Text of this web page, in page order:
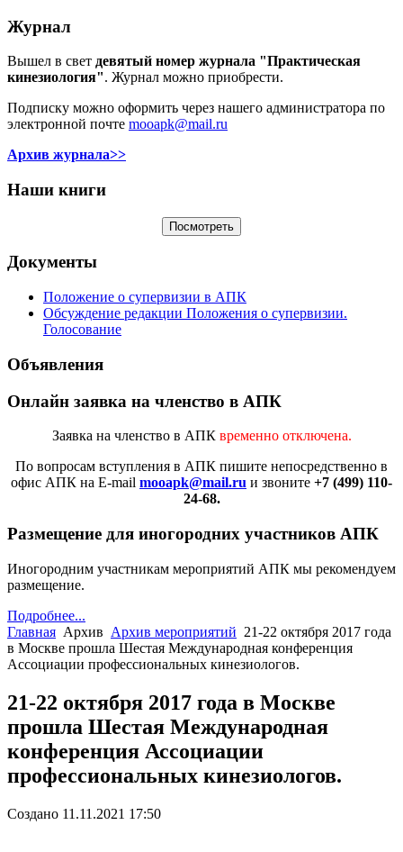
Журнал
Вышел в свет девятый номер журнала "Практическая
кинезиология". Журнал можно приобрести.
Подписку можно оформить через нашего администратора по
электронной почте mooapk@mail.ru
Архив журнала>>
Наши книги
Документы
Положение о супервизии в АПК
Обсуждение редакции Положения о супервизии.
Голосование
Объявления
Онлайн заявка на членство в АПК
Заявка на членство в АПК временно отключена.
По вопросам вступления в АПК пишите непосредственно в
офис АПК на E-mail mooapk@mail.ru и звоните +7 (499) 110-
24-68.
Размещение для иногородних участников АПК
Иногородним участникам мероприятий АПК мы рекомендуем
размещение.
Подробнее...
Главная Архив Архив мероприятий 21-22 октября 2017 года
в Москве прошла Шестая Международная конференция
Ассоциации профессиональных кинезиологов.
21-22 октября 2017 года в Москве
прошла Шестая Международная
конференция Ассоциации
профессиональных кинезиологов.
Создано 11.11.2021 17:50